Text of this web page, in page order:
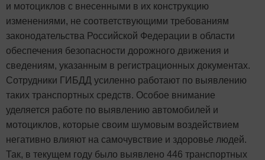
и мотоциклов с внесенными в их конструкцию
изменениями, не соответствующими требованиям
законодательства Российской Федерации в области
обеспечения безопасности дорожного движения и
сведениям, указанным в регистрационных документах.
Сотрудники ГИБДД усиленно работают по выявлению
таких транспортных средств. Особое внимание
уделяется работе по выявлению автомобилей и
мотоциклов, которые своим шумовым воздействием
негативно влияют на самочувствие и здоровье людей.
Так, в текущем году было выявлено 446 транспортных